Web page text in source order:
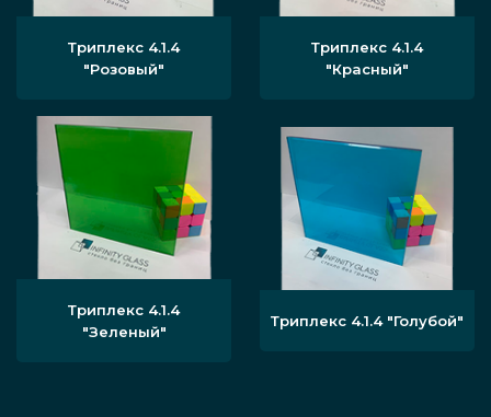
Триплекс 4.1.4
"Розовый"
Триплекс 4.1.4
"Красный"
Триплекс 4.1.4
"Зеленый"
Триплекс 4.1.4 "Голубой"